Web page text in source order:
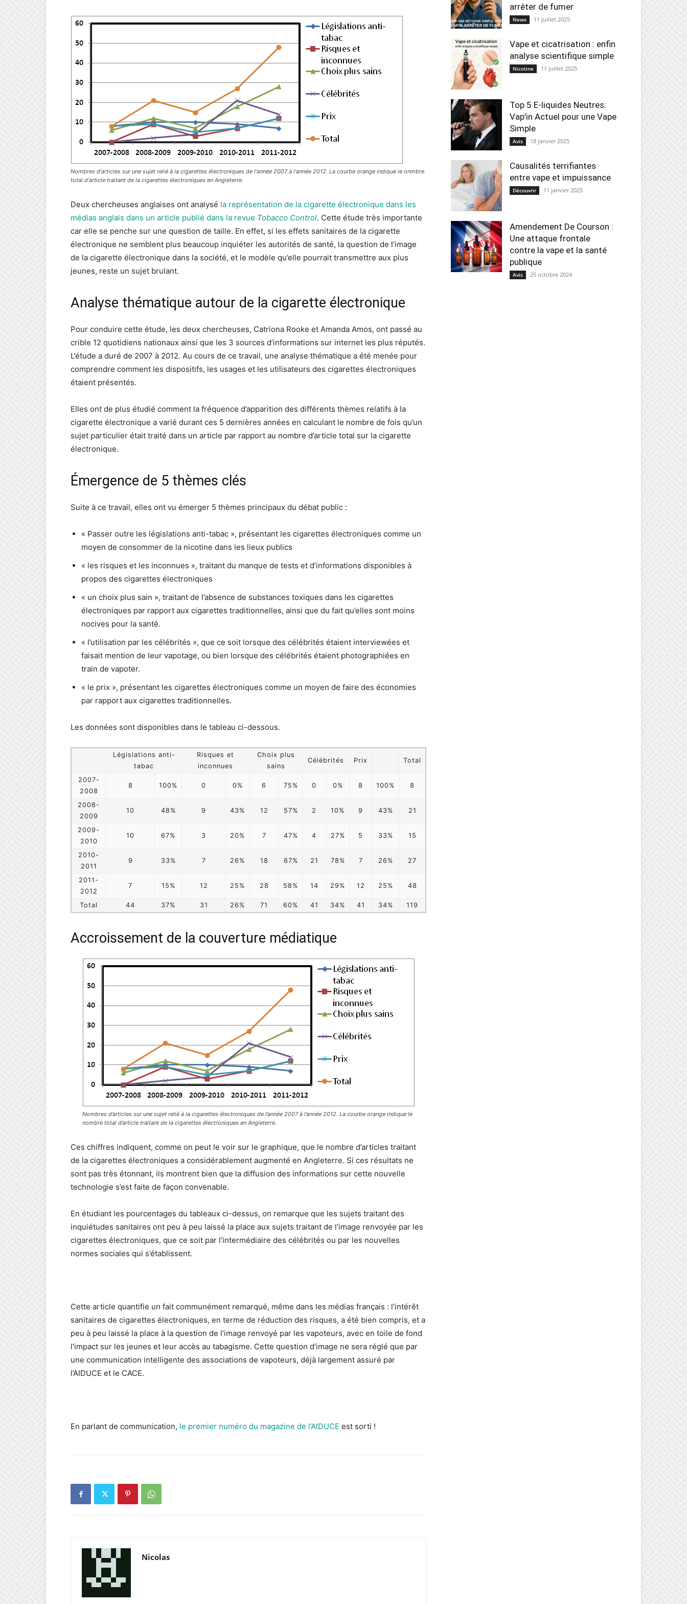
Nombres d'articles sur une sujet relié à la cigarettes électroniques de l'année 2007 à l'année 2012. La courbe orange indique le onmbre
total d'article traitant de la cigarettes électroniques en Angleterre.
Deux chercheuses anglaises ont analysé la représentation de la cigarette électronique dans les
médias anglais dans un article publié dans la revue Tobacco Control. Cette étude très importante
car elle se penche sur une question de taille. En effet, si les effets sanitaires de la cigarette
électronique ne semblent plus beaucoup inquiéter les autorités de santé, la question de l’image
de la cigarette électronique dans la société, et le modèle qu’elle pourrait transmettre aux plus
jeunes, reste un sujet brulant.
Analyse thématique autour de la cigarette électronique
Pour conduire cette étude, les deux chercheuses, Catriona Rooke et Amanda Amos, ont passé au
crible 12 quotidiens nationaux ainsi que les 3 sources d’informations sur internet les plus réputés.
L’étude a duré de 2007 à 2012. Au cours de ce travail, une analyse thématique a été menée pour
comprendre comment les dispositifs, les usages et les utilisateurs des cigarettes électroniques
étaient présentés.
Elles ont de plus étudié comment la fréquence d’apparition des différents thèmes relatifs à la
cigarette électronique a varié durant ces 5 dernières années en calculant le nombre de fois qu’un
sujet particulier était traité dans un article par rapport au nombre d’article total sur la cigarette
électronique.
Émergence de 5 thèmes clés
Suite à ce travail, elles ont vu émerger 5 thèmes principaux du débat public :
« Passer outre les législations anti-tabac », présentant les cigarettes électroniques comme un
moyen de consommer de la nicotine dans les lieux publics
« les risques et les inconnues », traitant du manque de tests et d’informations disponibles à
propos des cigarettes électroniques
« un choix plus sain », traitant de l’absence de substances toxiques dans les cigarettes
électroniques par rapport aux cigarettes traditionnelles, ainsi que du fait qu’elles sont moins
nocives pour la santé.
« l’utilisation par les célébrités », que ce soit lorsque des célébrités étaient interviewées et
faisait mention de leur vapotage, ou bien lorsque des célébrités étaient photographiées en
train de vapoter.
« le prix », présentant les cigarettes électroniques comme un moyen de faire des économies
par rapport aux cigarettes traditionnelles.
Les données sont disponibles dans le tableau ci-dessous.
Législations anti-
tabac
Risques et
inconnues
Choix plus
sains
Célébrités Prix Total
2007-
2008
8 100% 0 0% 6 75% 0 0% 8 100% 8
2008-
2009
10 48% 9 43% 12 57% 2 10% 9 43% 21
2009-
2010
10 67% 3 20% 7 47% 4 27% 5 33% 15
2010-
2011
9 33% 7 26% 18 67% 21 78% 7 26% 27
2011-
2012
7 15% 12 25% 28 58% 14 29% 12 25% 48
Total 44 37% 31 26% 71 60% 41 34% 41 34% 119
Accroissement de la couverture médiatique
Nombres d’articles sur une sujet relié à la cigarettes électroniques de l’année 2007 à l’année 2012. La courbe orange indique le
nombre total d’article traitant de la cigarettes électroniques en Angleterre.
Ces chiffres indiquent, comme on peut le voir sur le graphique, que le nombre d’articles traitant
de la cigarettes électroniques a considérablement augmenté en Angleterre. Si ces résultats ne
sont pas très étonnant, ils montrent bien que la diffusion des informations sur cette nouvelle
technologie s’est faite de façon convenable.
En étudiant les pourcentages du tableaux ci-dessus, on remarque que les sujets traitant des
inquiétudes sanitaires ont peu à peu laissé la place aux sujets traitant de l’image renvoyée par les
cigarettes électroniques, que ce soit par l’intermédiaire des célébrités ou par les nouvelles
normes sociales qui s’établissent.
Cette article quantifie un fait communément remarqué, même dans les médias français : l’intérêt
sanitaires de cigarettes électroniques, en terme de réduction des risques, a été bien compris, et a
peu à peu laissé la place à la question de l’image renvoyé par les vapoteurs, avec en toile de fond
l’impact sur les jeunes et leur accès au tabagisme. Cette question d’image ne sera réglé que par
une communication intelligente des associations de vapoteurs, déjà largement assuré par
l’AIDUCE et le CACE.
En parlant de communication, le premier numéro du magazine de l’AIDUCE est sorti !
Nicolas
arrêter de fumer
News 11 juillet 2025
Vape et cicatrisation : enfin
analyse scientifique simple
Nicotine 11 juillet 2025
Top 5 E-liquides Neutres:
Vap’in Actuel pour une Vape
Simple
Avis 18 janvier 2025
Causalités terrifiantes
entre vape et impuissance
Découvrir 11 janvier 2025
Amendement De Courson :
Une attaque frontale
contre la vape et la santé
publique
Avis 25 octobre 2024